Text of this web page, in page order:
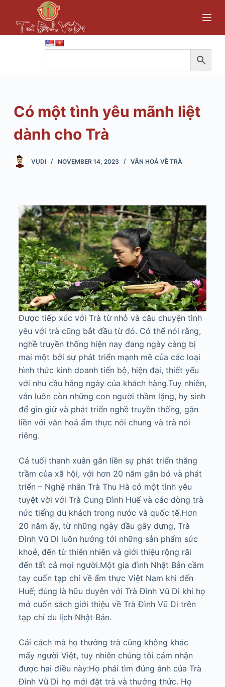
i
nCó một tình yêu mãnh liệt
dành cho Trà
VUDI NOVEMBER 14, 2023 VĂN HOÁ VỀ TRÀ
Được tiếp xúc với Trà từ nhỏ và câu chuyện tình
yêu với trà cũng bắt đầu từ đó. Có thể nói rằng,
nghề truyền thống hiện nay đang ngày càng bị
mai một bởi sự phát triển mạnh mẽ của các loại
hình thức kinh doanh tiến bộ, hiện đại, thiết yếu
với nhu cầu hằng ngày của khách hàng.Tuy nhiên,
vẫn luôn còn những con người thầm lặng, hy sinh
để gìn giữ và phát triển nghề truyền thống, gắn
liền với văn hoá ẩm thực nói chung và trà nói
riêng.
Cả tuổi thanh xuân gắn liền sự phát triển thăng
trầm của xã hội, với hơn 20 năm gắn bó và phát
triển – Nghệ nhân Trà Thu Hà có một tình yêu
tuyệt vời với Trà Cung Đình Huế và các dòng trà
nức tiếng du khách trong nước và quốc tế.Hơn
20 năm ấy, từ những ngày đầu gây dựng, Trà
Đình Vũ Di luôn hướng tới những sản phẩm sức
khoẻ, đến từ thiên nhiên và giới thiệu rộng rãi
đến tất cả mọi người.Một gia đình Nhật Bản cầm
tay cuốn tạp chí về ẩm thực Việt Nam khi đến
Huế; đúng là hữu duyên với Trà Đình Vũ Di khi họ
mở cuốn sách giới thiệu về Trà Đình Vũ Di trên
tạp chí du lịch Nhật Bản.
Cái cách mà họ thưởng trà cũng không khác
mấy người Việt, tuy nhiên chúng tôi cảm nhận
được hai điều này:Họ phải tìm đúng ảnh của Trà
Đình Vũ Di họ mới đặt trà và thưởng thức. Họ